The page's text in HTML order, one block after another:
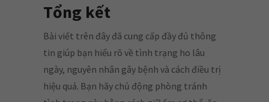
Tổng kết
Bài viết trên đây đã cung cấp đầy đủ thông
tin giúp bạn hiểu rõ về tình trạng ho lâu
ngày, nguyên nhân gây bệnh và cách điều trị
hiệu quả. Bạn hãy chủ động phòng tránh